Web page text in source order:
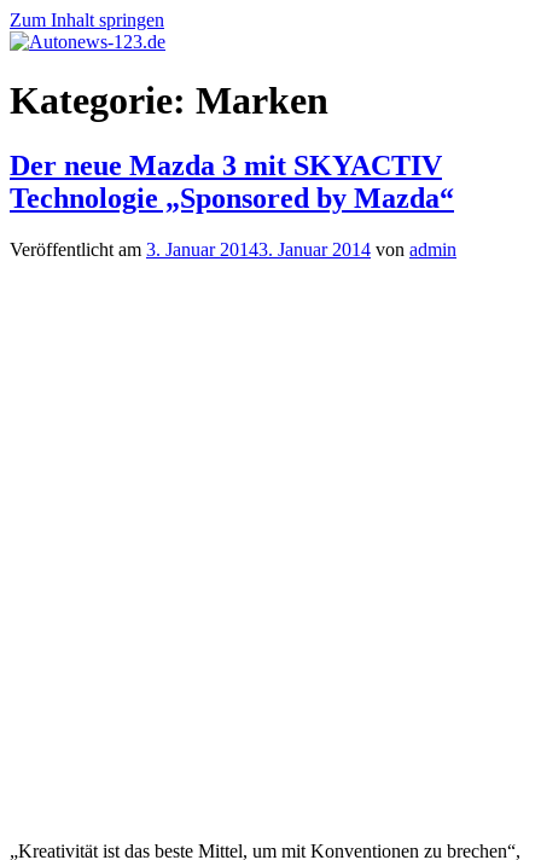
Zum Inhalt springen
123.de
mit
Kategorie: Marken
Der neue Mazda 3 mit SKYACTIV
Technologie „Sponsored by Mazda“
Veröffentlicht am 3. Januar 20143. Januar 2014 von admin
„Kreativität ist das beste Mittel, um mit Konventionen zu brechen“,